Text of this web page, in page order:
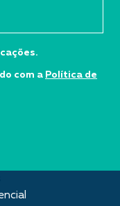
com a Política de